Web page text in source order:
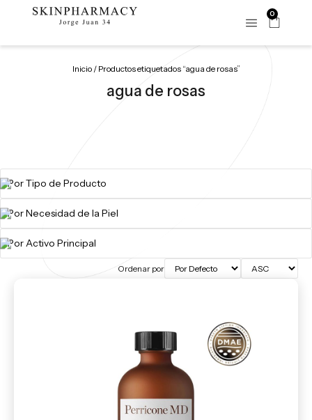
0
Inicio/ Productos etiquetados “agua de rosas”
agua de rosas
Ordenar por